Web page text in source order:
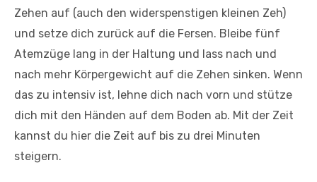
Zehen auf (auch den widerspenstigen kleinen Zeh)
und setze dich zurück auf die Fersen. Bleibe fünf
Atemzüge lang in der Haltung und lass nach und
nach mehr Körpergewicht auf die Zehen sinken. Wenn
das zu intensiv ist, lehne dich nach vorn und stütze
dich mit den Händen auf dem Boden ab. Mit der Zeit
kannst du hier die Zeit auf bis zu drei Minuten
steigern.